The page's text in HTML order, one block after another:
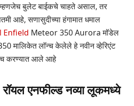
म्हणजेच बुलेट बाईकचे चाहते असाल, तर
आहे, सणासुदीच्या हंगामात धमाल
Enfield Meteor 350 Aurora मॉडेल
मालिकेत लॉन्च केलेले हे नवीन व्हेरिएंट
करण्यात आले आहे
एनफील्ड नव्या लूकमध्ये